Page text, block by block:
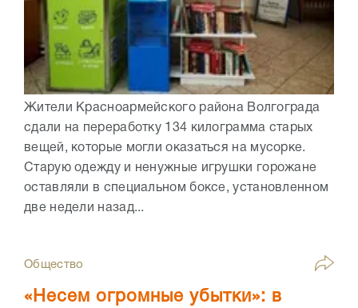
Жители Красноармейского района Волгограда
сдали на переработку 134 килограмма старых
вещей, которые могли оказаться на мусорке.
Старую одежду и ненужные игрушки горожане
оставляли в специальном боксе, установленном
две недели назад...
Общество
«Несем огромные убытки»: в